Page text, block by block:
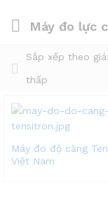
Sắp xếp theo
thấp
Máy đo độ căng
Việt Nam